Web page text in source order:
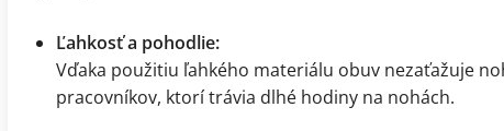
Ľahkosť a pohodlie:
Vďaka použitiu ľahkého materiálu obuv nezaťažuje
pracovníkov, ktorí trávia dlhé hodiny na nohách.